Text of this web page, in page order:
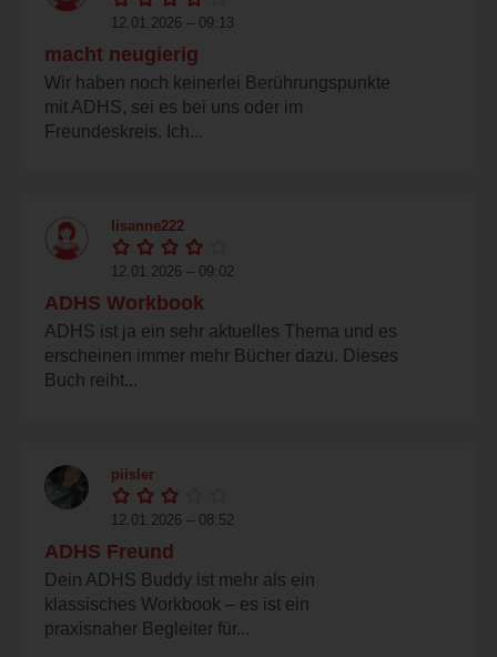
12.01.2026 – 09:13
macht neugierig
Wir haben noch keinerlei Berührungspunkte
mit ADHS, sei es bei uns oder im
Freundeskreis. Ich...
lisanne222
12.01.2026 – 09:02
ADHS Workbook
ADHS ist ja ein sehr aktuelles Thema und es
erscheinen immer mehr Bücher dazu. Dieses
Buch reiht...
piisler
12.01.2026 – 08:52
ADHS Freund
Dein ADHS Buddy ist mehr als ein
klassisches Workbook – es ist ein
praxisnaher Begleiter für...